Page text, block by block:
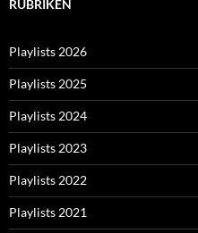
RUBRIKEN
Playlists 2026
Playlists 2025
Playlists 2024
Playlists 2023
Playlists 2022
Playlists 2021